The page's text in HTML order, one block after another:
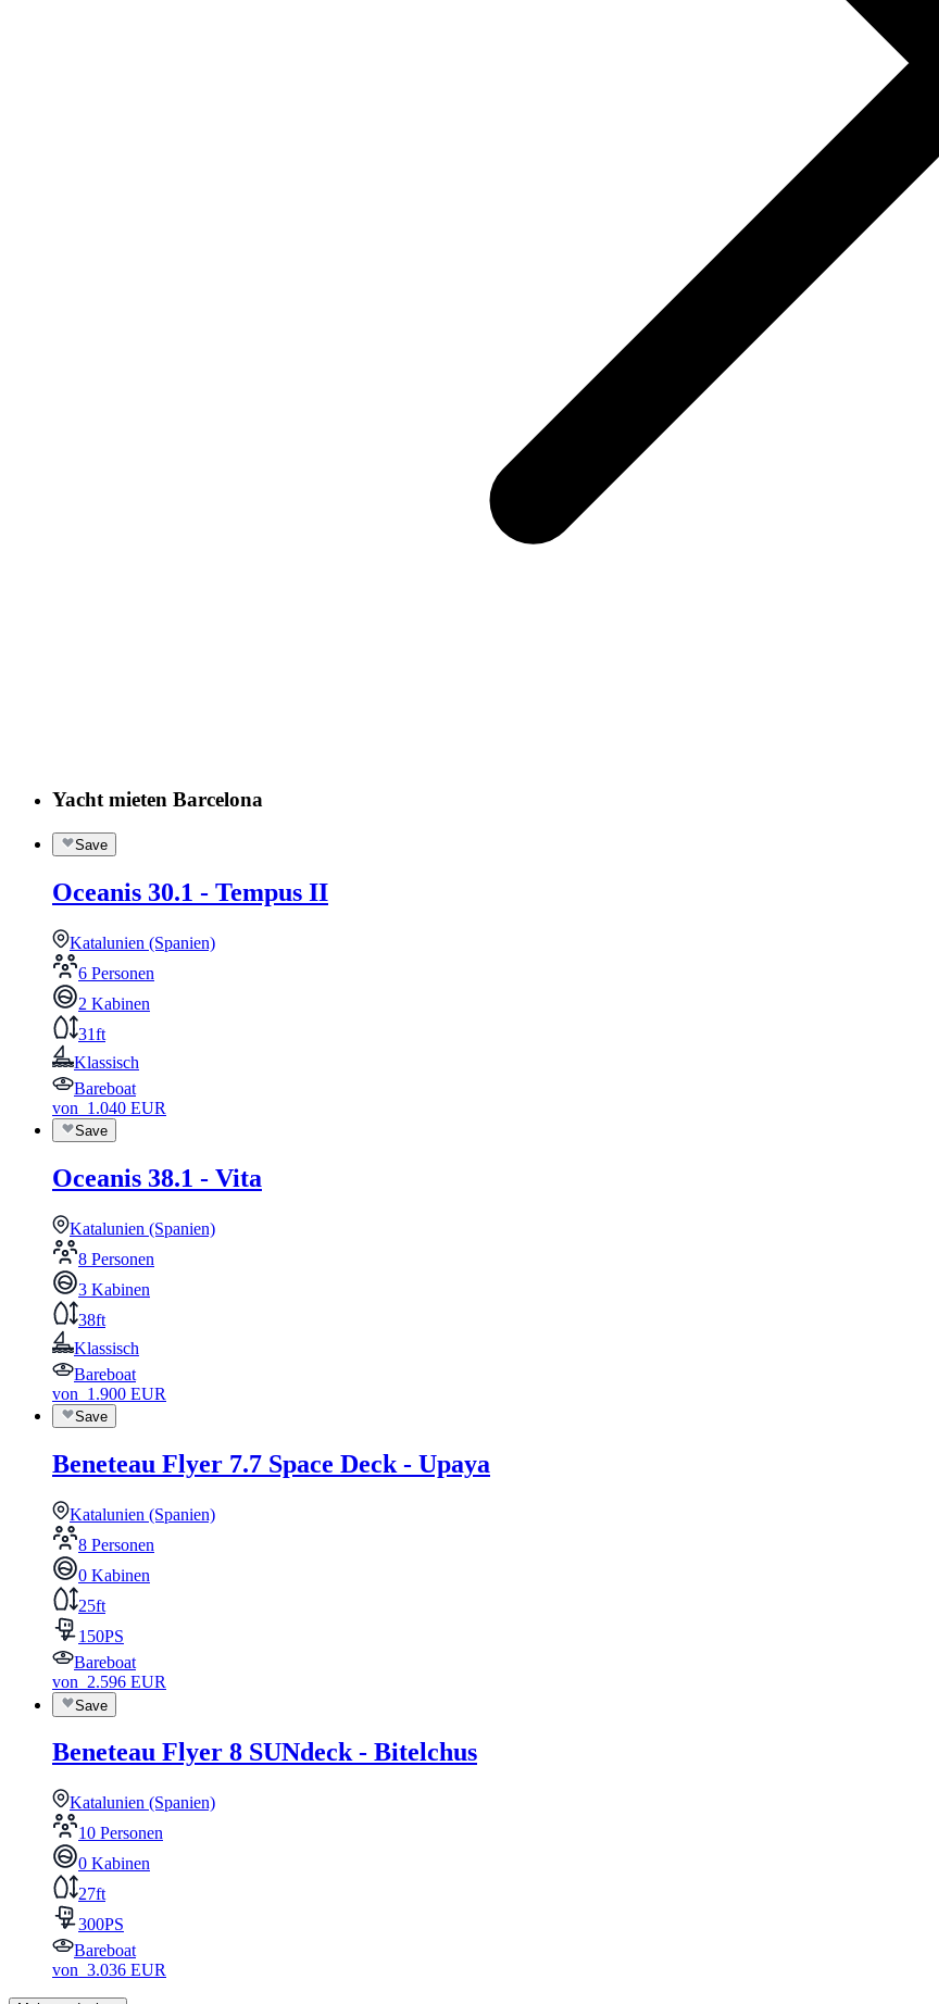
Yacht mieten Barcelona
Save
Oceanis 30.1 - Tempus II
Katalunien (Spanien)
6 Personen
2 Kabinen
31ft
Klassisch
Bareboat
von 1.040 EUR
Save
Oceanis 38.1 - Vita
Katalunien (Spanien)
8 Personen
3 Kabinen
38ft
Klassisch
Bareboat
von 1.900 EUR
Save
Beneteau Flyer 7.7 Space Deck - Upaya
Katalunien (Spanien)
8 Personen
0 Kabinen
25ft
150PS
Bareboat
von 2.596 EUR
Save
Beneteau Flyer 8 SUNdeck - Bitelchus
Katalunien (Spanien)
10 Personen
0 Kabinen
27ft
300PS
Bareboat
von 3.036 EUR